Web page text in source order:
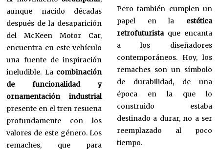
aunque nacido décadas
después de la desaparición
del McKeen Motor Car,
encuentra en este vehículo
una fuente de inspiración
ineludible. La combinación
de funcionalidad y
ornamentación industrial
presente en el tren resuena
profundamente con los
valores de este género. Los
remaches, que para
Pero también cumplen un
papel en la estética
retrofuturistaque encanta
a los diseñadores
contemporáneos. Hoy, los
remaches son un símbolo
de durabilidad, de una
época en la que lo
construido estaba
destinado a durar, no a ser
reemplazado al poco
tiempo.